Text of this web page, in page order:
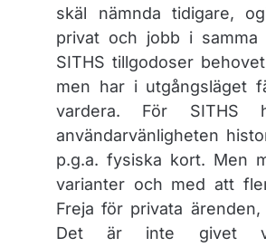
skäl nämnda tidigare,
privat och jobb i samma
SITHS tillgodoser
men har i utgångsläget
vardera. För SITHS
användarvänligheten
p.g.a. fysiska kort. Men
varianter och med att
Freja för privata
Det är inte givet